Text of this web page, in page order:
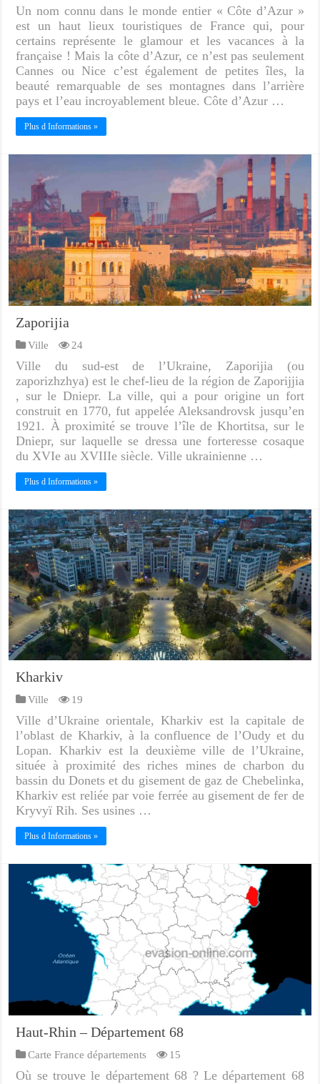
Un nom connu dans le monde entier « Côte d’Azur »
est un haut lieux touristiques de France qui, pour
certains représente le glamour et les vacances à la
française ! Mais la côte d’Azur, ce n’est pas seulement
Cannes ou Nice c’est également de petites îles, la
beauté remarquable de ses montagnes dans l’arrière
pays et l’eau incroyablement bleue. Côte d’Azur …
Plus d Informations »
Zaporijia
Ville 24
Ville du sud-est de l’Ukraine, Zaporijia (ou
zaporizhzhya) est le chef-lieu de la région de Zaporijjia
, sur le Dniepr. La ville, qui a pour origine un fort
construit en 1770, fut appelée Aleksandrovsk jusqu’en
1921. À proximité se trouve l’île de Khortitsa, sur le
Dniepr, sur laquelle se dressa une forteresse cosaque
du XVIe au XVIIIe siècle. Ville ukrainienne …
Plus d Informations »
Kharkiv
Ville 19
Ville d’Ukraine orientale, Kharkiv est la capitale de
l’oblast de Kharkiv, à la confluence de l’Oudy et du
Lopan. Kharkiv est la deuxième ville de l’Ukraine,
située à proximité des riches mines de charbon du
bassin du Donets et du gisement de gaz de Chebelinka,
Kharkiv est reliée par voie ferrée au gisement de fer de
Kryvyï Rih. Ses usines …
Plus d Informations »
Haut-Rhin – Département 68
Carte France départements 15
Où se trouve le département 68 ? Le département 68